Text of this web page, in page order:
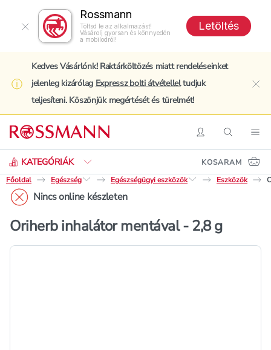
Rossmann
Töltsd le az alkalmazást!
Vásárolj gyorsan és könnyedén
a mobilodról!
Letöltés
Kedves Vásárlónk! Raktárköltözés miatt rendeléseinket
jelenleg kizárólag Expressz bolti átvételleltudjuk
teljesíteni. Köszönjük megértését és türelmét!
BelépésKeresés
KATEGÓRIÁK
Keresés
KOSARAM
Főoldal
Egészség Egészségügyi eszközök Eszközök
Nincs online készleten
Oriherb inhalátor mentával - 2,8 g